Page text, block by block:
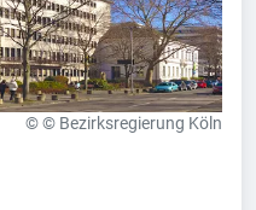
© © Bezirksregierung Köln